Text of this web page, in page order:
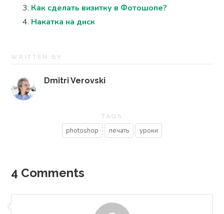
Как сделать визитку в Фотошопе?
Накатка на диск
WRITTEN BY
Dmitri Verovski
TAGS
photoshop печать уроки
4 Comments